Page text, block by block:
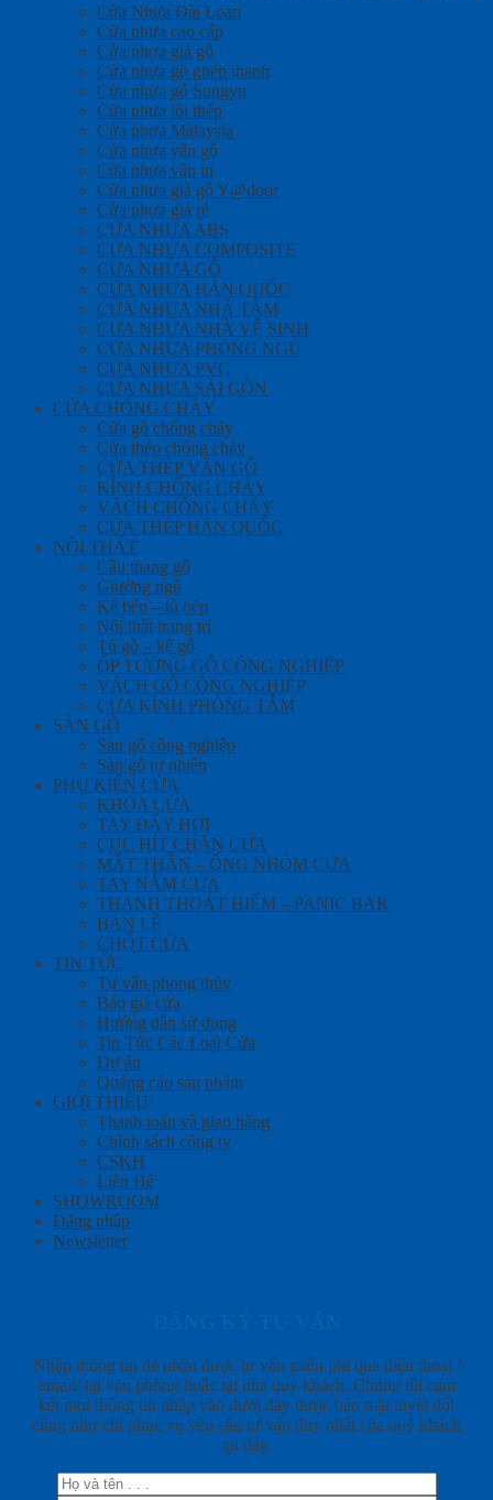
Cửa Nhựa Đài Loan
Cửa nhựa cao cấp
Cửa nhựa giả gỗ
Cửa nhựa gỗ ghép thanh
Cửa nhựa gỗ Sungyu
Cửa nhựa lõi thép
Cửa nhựa Malaysia
Cửa nhựa vân gỗ
Cửa nhựa vân in
Cửa nhựa giả gỗ Y@door
Cửa nhựa giá rẻ
CỬA NHỰA ABS
CỬA NHỰA COMPOSITE
CỬA NHỰA GỖ
CỬA NHỰA HÀN QUỐC
CỬA NHỰA NHÀ TẮM
CỬA NHỰA NHÀ VỆ SINH
CỬA NHỰA PHÒNG NGỦ
CỬA NHỰA PVC
CỬA NHỰA SÀI GÒN
CỬA CHỐNG CHÁY
Cửa gỗ chống cháy
Cửa thép chống cháy
CỬA THÉP VÂN GỖ
KÍNH CHỐNG CHÁY
VÁCH CHỐNG CHÁY
CỬA THÉP HÀN QUỐC
NỘI THẤT
Cầu thang gỗ
Giường ngủ
Kệ bếp – tủ bếp
Nội thất trang trí
Tủ gỗ – kệ gỗ
ỐP TƯỜNG GỖ CÔNG NGHIỆP
VÁCH GỖ CÔNG NGHIỆP
CỬA KÍNH PHÒNG TẮM
SÀN GỖ
Sàn gỗ công nghiệp
Sàn gỗ tự nhiên
PHỤ KIỆN CỬA
KHÓA CỬA
TAY ĐẨY HƠI
CỤC HÍT CHẶN CỬA
MẮT THẦN – ỐNG NHÒM CỬA
TAY NẮM CỬA
THANH THOÁT HIỂM – PANIC BAR
BẢN LỀ
CHỐT CỬA
TIN TỨC
Tư vấn phong thủy
Báo giá cửa
Hướng dẫn sử dụng
Tin Tức Các Loại Cửa
Dự án
Quảng cáo sản phẩm
GIỚI THIỆU
Thanh toán và giao hàng
Chính sách công ty
CSKH
Liên Hệ
SHOWROOM
Đăng nhập
Newsletter
Nhập thông tin để nhận được tư vấn miễn phí qua điện thoại /
email/ tại văn phòng hoặc tại nhà quý khách. Chúng tôi cam
kết mọi thông tin nhập vào dưới đây được bảo mật tuyệt đối
cũng như chỉ phục vụ yêu cầu tư vấn duy nhất của quý khách
tại đây.